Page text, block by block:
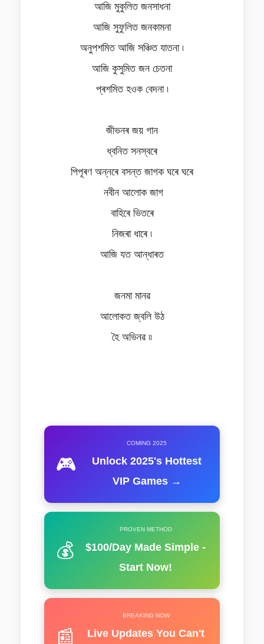
আজি মুকুলিত জনসাধনা
আজি সুফুলিত জনকামনা
অনুপশমিত আজি সঞ্চিত যাতনা ৷
আজি কুসুমিত জন চেতনা
প্ৰশমিত হওক বেদনা ৷
জীভনৰ জয় গান
ধ্বনিত সনস্বৰে
পিপূৰণ অন্নৰে বসন্ত জাগক ঘৰে ঘৰে
নবীন আলোক জাগ
বাহিৰে ভিতৰে
নিজৰা ধাৰে ৷
আজি যত আন্ধাৰত
জনমা মানৱ
আলোকত জ্বলি উঠ
হৈ অভিনৱ ৷৷
🎮
COMING 2025
Unlock 2025's Hottest
VIP Games →
💰
PROVEN METHOD
$100/Day Made Simple -
Start Now!
📰
BREAKING NOW
Live Updates You Can't